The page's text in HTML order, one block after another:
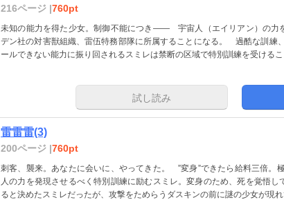
216ページ |760pt
未知の能力を得た少女。制御不能につき―― 宇宙人（エイリアン）の力
デン社の対害獣組織、雷伍特務部隊に所属することになる。 過酷な訓練
ールできない能力に振り回されるスミレは禁断の区域で特別訓練を受ける
試し読み
雷雷雷(3)
200ページ |760pt
刺客、襲来。あなたに会いに、やってきた。 ”変身”できたら給料三倍
人の力を発現させるべく特別訓練に励むスミレ。変身のため、死を覚悟し
ると決めたスミレだったが、攻撃をためらうダスキンの前に謎の少女が現